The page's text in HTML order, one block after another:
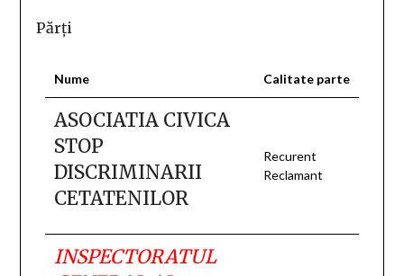
Părţi
Nume Calitate parte
ASOCIATIA CIVICA
STOP
DISCRIMINARII
CETATENILOR
Recurent
Reclamant
INSPECTORATUL